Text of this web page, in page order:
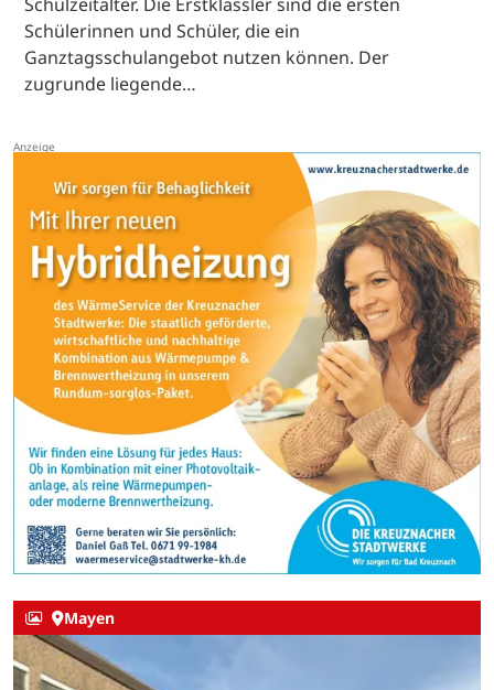
Schülerinnen und Schüler, die ein
Ganztagsschulangebot nutzen können. Der
zugrunde liegende…
Mayen